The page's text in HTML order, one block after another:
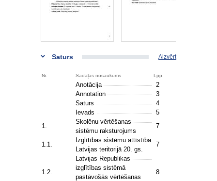
Saturs Aizvērt
Nr. Sadaļas nosaukums Lpp.
Anotācija
2
Annotation
3
Saturs
4
Ievads
5
1.
Skolēnu vērtēšanas
sistēmu raksturojums
7
1.1.
Izglītības sistēmu attīstība
Latvijas teritorijā 20. gs.
7
1.2.
Latvijas Republikas
izglītības sistēmā
pastāvošās vērtēšanas
8